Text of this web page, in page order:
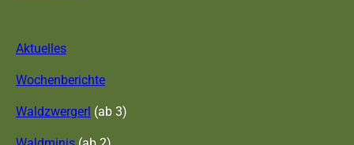
Aktuelles
Wochenberichte
Waldzwergerl (ab 3)